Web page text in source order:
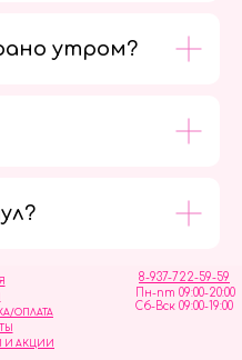
утром?
ОПЛАТА
И АКЦИИ
8-937-722-59-59
Пн-пт 09:00-20:00
Сб-Вск 09:00-19:00